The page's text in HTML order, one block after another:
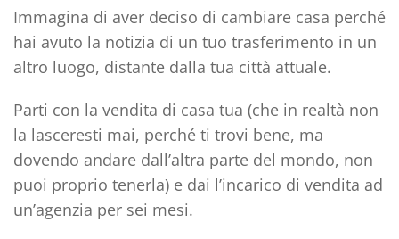
Immagina di aver deciso di cambiare casa perché
hai avuto la notizia di un tuo trasferimento in un
altro luogo, distante dalla tua città attuale.
Parti con la vendita di casa tua (che in realtà non
la lasceresti mai, perché ti trovi bene, ma
dovendo andare dall’altra parte del mondo, non
puoi proprio tenerla) e dai l’incarico di vendita ad
un’agenzia per sei mesi.